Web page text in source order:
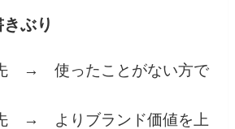
ぶり
→ 使ったことがない方で
→ よりブランド価値を上